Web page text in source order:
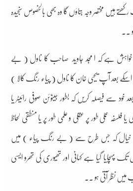
ہیں مختصر وجہ بتاؤں گا وہ بھی بالخصوص سنجیدہ
۔۔
ہے کہ ا مجد جاوید صاحب کا ناول ( بے
بعد آپ یحیی خان کا ناول ( پیاء رنگ کالا )
سے فیصلہ کریں کہ بطور جینؤئن صوفی رائیٹر یا
عملی طور پر عقلی و علمی طور پر یا منطقی لحاظ
خیال کہ جس طرح سے ( بے رنگ پیاء ) میں
پہچایا گیا ہے کہانی اور تھیوری کی تھرو ایسی
میں نظر آتی ہو ۔۔